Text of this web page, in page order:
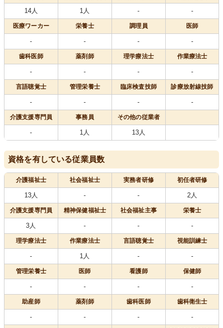
14人 1人 - -
医療ワーカー 栄養士 調理員 医師
- - - -
歯科医師 薬剤師 理学療法士 作業療法士
- - - -
言語聴覚士 管理栄養士 臨床検査技師 診療放射線技師
- - - -
介護支援専門員 事務員 その他の従業者
- 1人 13人
資格を有している従業員数
介護福祉士 社会福祉士 実務者研修 初任者研修
13人 - - 2人
介護支援専門員 精神保健福祉士 社会福祉主事 栄養士
3人 - - -
理学療法士 作業療法士 言語聴覚士 視能訓練士
- 1人 - -
管理栄養士 医師 看護師 保健師
- - - -
助産師 薬剤師 歯科医師 歯科衛生士
- - - -